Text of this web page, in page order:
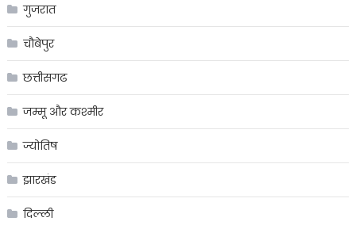
गुजरात
चौबेपुर
छत्तीसगढ
जम्मू और कश्मीर
ज्योतिष
झारखंड
दिल्ली